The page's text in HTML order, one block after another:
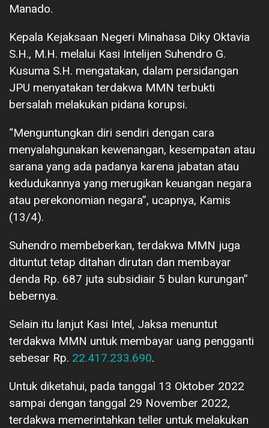
Manado.
Kepala Kejaksaan Negeri Minahasa Diky Oktavia
S.H., M.H. melalui Kasi Intelijen Suhendro G.
Kusuma S.H. mengatakan, dalam persidangan
JPU menyatakan terdakwa MMN terbukti
bersalah melakukan pidana korupsi.
“Menguntungkan diri sendiri dengan cara
menyalahgunakan kewenangan, kesempatan atau
sarana yang ada padanya karena jabatan atau
kedudukannya yang merugikan keuangan negara
atau perekonomian negara”, ucapnya, Kamis
(13/4).
Suhendro membeberkan, terdakwa MMN juga
dituntut tetap ditahan dirutan dan membayar
denda Rp. 687 juta subsidiair 5 bulan kurungan”
bebernya.
Selain itu lanjut Kasi Intel, Jaksa menuntut
terdakwa MMN untuk membayar uang pengganti
sebesar Rp. 22.417.233.690.
Untuk diketahui, pada tanggal 13 Oktober 2022
sampai dengan tanggal 29 November 2022,
terdakwa memerintahkan teller untuk melakukan